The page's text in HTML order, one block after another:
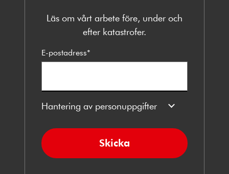
Läs om vårt arbete före, under och
efter katastrofer.
E-postadress*
Hantering av personuppgifter
Skicka